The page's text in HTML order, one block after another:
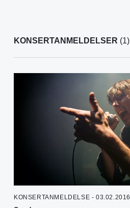
KONSERTANMELDELSER (1)
KONSERTANMELDELSE - 03.02.2016